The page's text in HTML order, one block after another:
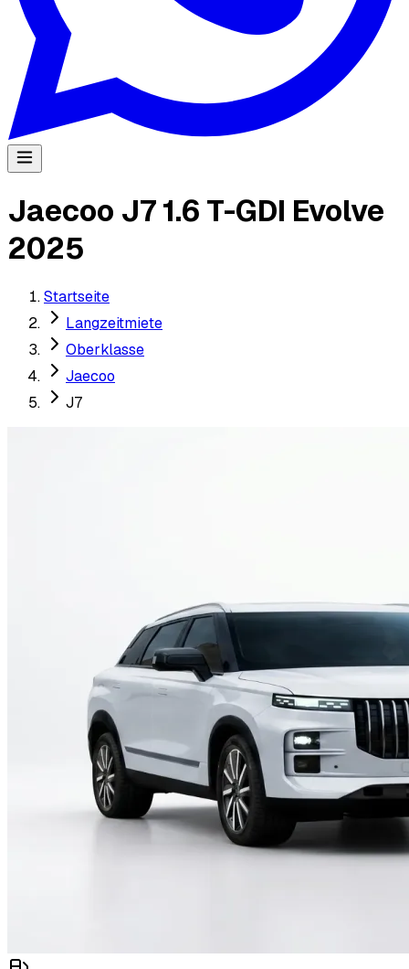
Jaecoo J7 1.6 T-GDI Evolve
2025
Startseite
Langzeitmiete
Oberklasse
Jaecoo
J7